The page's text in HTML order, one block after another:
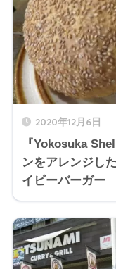
2020年12月6日
『Yokosuka
ンをアレンジし
イビーバーガー